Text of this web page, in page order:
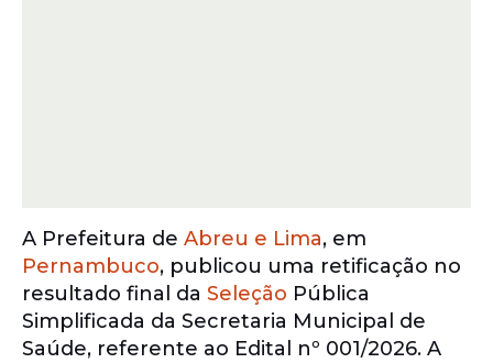
A Prefeitura de Abreu e Lima, em
Pernambuco, publicou uma retificação no
resultado final da Seleção Pública
Simplificada da Secretaria Municipal de
Saúde, referente ao Edital nº 001/2026. A